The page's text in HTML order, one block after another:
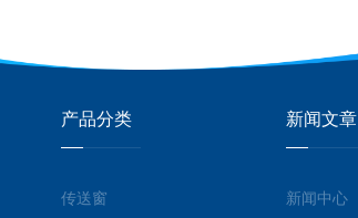
产品分类
传送窗
新闻文章
新闻中心